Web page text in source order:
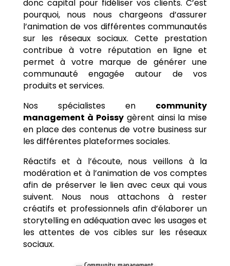
donc capital pour fidéliser vos clients. C’est
pourquoi, nous nous chargeons d’assurer
l’animation de vos différentes communautés
sur les réseaux sociaux. Cette prestation
contribue à votre réputation en ligne et
permet à votre marque de générer une
communauté engagée autour de vos
produits et services.
Nos spécialistes en community
management à Poissy gèrent ainsi la mise
en place des contenus de votre business sur
les différentes plateformes sociales.
Réactifs et à l’écoute, nous veillons à la
modération et à l’animation de vos comptes
afin de préserver le lien avec ceux qui vous
suivent. Nous nous attachons à rester
créatifs et professionnels afin d’élaborer un
storytelling en adéquation avec les usages et
les attentes de vos cibles sur les réseaux
sociaux.